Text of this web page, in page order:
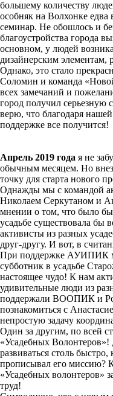
большему количеству
особняк на Волхонке едва
семинар. Не обошлось и
благоустройства города
основном, у людей
дизайнерским
Однако, это стало
Соломин и команда
всех замечаний и
город получил серьезную
верю, что благодаря
поддержке все получится!
Апрель 2019 года я не
обычным месяцем. Но
точку для старта нового
Однажды мы с командой
Николаем Серкутаном и
мнении о том, что было
усадьбе существовала бы
активисты из разных
друг-другу. И вот, в
При поддержке АУИПИК
субботник в усадьбе
настоящее чудо! К нам
удивительные люди из
поддержали ВООПИК и
познакомиться с
непростую задачу
Один за другим, по всей
«Усадебных Волонтеров»!
развиваться столь
прописывал его миссию?
«Усадебных волонтеров»
труд!